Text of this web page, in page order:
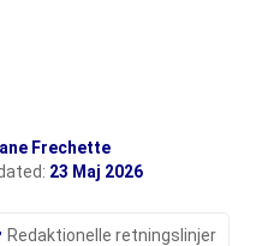
Frechette
23 Maj 2026
Redaktionelle retningslinjer